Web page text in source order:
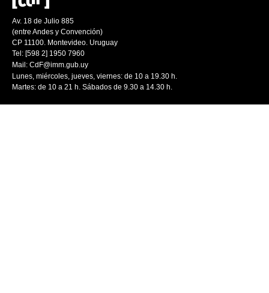
Av. 18 de Julio 885
(entre Andes y Convención)
CP 11100. Montevideo. Uruguay
Tel: [598 2] 1950 7960
Mail: CdF@imm.gub.uy
Lunes, miércoles, jueves, viernes: de 10 a 19.30 h.
Martes: de 10 a 21 h. Sábados de 9.30 a 14.30 h.